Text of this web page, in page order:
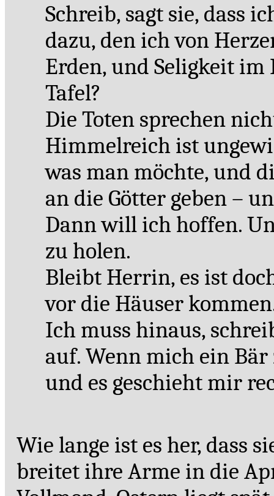
Schreib, sagt sie, dass
dazu, den ich von
Erden, und Seligkeit im
Tafel?
Die Toten sprechen
Himmelreich ist
was man möchte, und
an die Götter geben –
Dann will ich hoffen.
zu holen.
Bleibt Herrin, es ist
vor die Häuser
Ich muss hinaus,
auf. Wenn mich ein Bär
und es geschieht mir
Wie lange ist es her, dass
breitet ihre Arme in die